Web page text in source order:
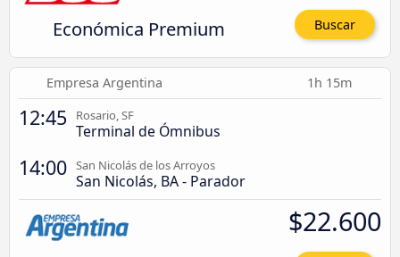
Económica Premium Buscar
Empresa Argentina 1h 15m
12:45 Rosario, SF
Terminal de Ómnibus
14:00 San Nicolás de los Arroyos
San Nicolás, BA - Parador
$22.600